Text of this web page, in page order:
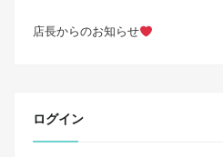
店長からのお知らせ
ログイン